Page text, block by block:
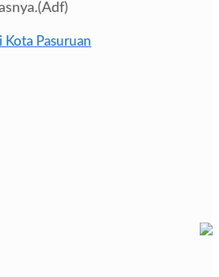
Pasuruan